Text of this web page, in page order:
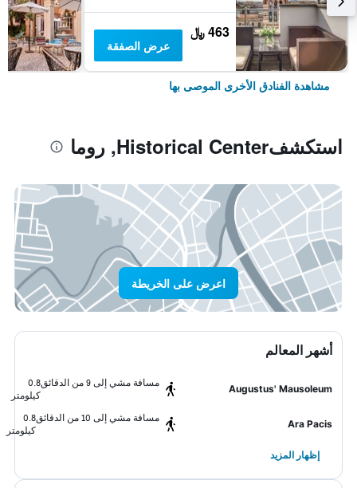
463 ﷼
عرض الصفقة
مشاهدة الفنادق الأخرى الموصى بها
استكشفHistorical Center, روما
اعرض على الخريطة
أشهر المعالم
Augustus' Mausoleum
مسافة مشي إلى 9 من الدقائق
0.8
كيلومتر
Ara Pacis
مسافة مشي إلى 10 من الدقائق
0.8
كيلومتر
إظهار المزيد